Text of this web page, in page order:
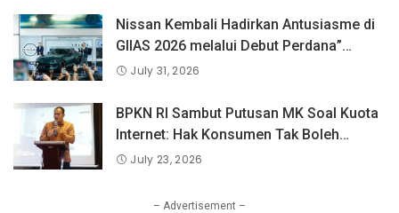
Nation 2026.
Nissan Kembali Hadirkan Antusiasme di
GIIAS 2026 melalui Debut Perdana”
Fairlady Z di Indonesia”
July 31, 2026
BPKN RI Sambut Putusan MK Soal Kuota
Internet: Hak Konsumen Tak Boleh
Hangus Sepihak
July 23, 2026
– Advertisement –